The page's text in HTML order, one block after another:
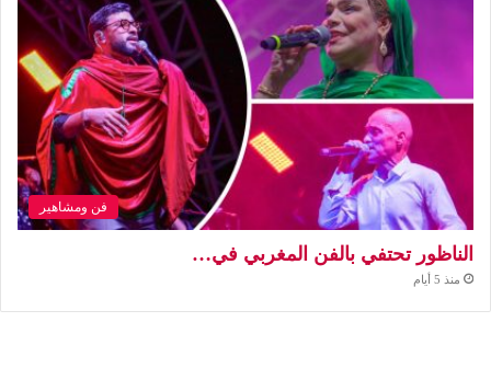
فن ومشاهير
الناظور تحتفي بالفن المغربي في…
منذ 5 أيام